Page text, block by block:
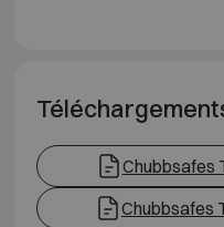
Chubbsafes
Chubbsafes